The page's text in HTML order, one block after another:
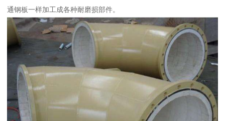
通钢板一样加工成各种耐磨损部件。